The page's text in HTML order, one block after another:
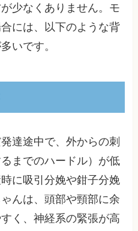
少なくありません。モ
には、以下のような背
いです。
達途中で、外からの刺
までのハードル）が低
に吸引分娩や鉗子分娩
んは、頭部や頸部に余
く、神経系の緊張が高